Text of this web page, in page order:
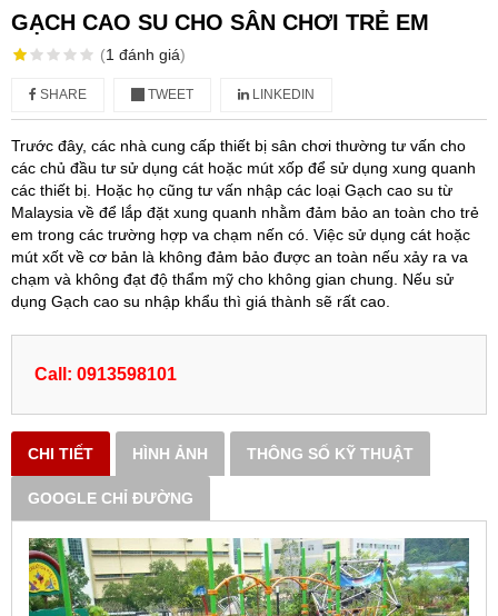
GẠCH CAO SU CHO SÂN CHƠI TRẺ EM
(1 đánh giá)
SHARE TWEET LINKEDIN
Trước đây, các nhà cung cấp thiết bị sân chơi thường tư vấn cho
các chủ đầu tư sử dụng cát hoặc mút xốp để sử dụng xung quanh
các thiết bị. Hoặc họ cũng tư vấn nhập các loại Gạch cao su từ
Malaysia về để lắp đặt xung quanh nhằm đảm bảo an toàn cho trẻ
em trong các trường hợp va chạm nến có. Việc sử dụng cát hoặc
mút xốt về cơ bản là không đảm bảo được an toàn nếu xảy ra va
chạm và không đạt độ thẩm mỹ cho không gian chung. Nếu sử
dụng Gạch cao su nhập khẩu thì giá thành sẽ rất cao.
Call: 0913598101
CHI TIẾT HÌNH ẢNH THÔNG SỐ KỸ THUẬT
GOOGLE CHỈ ĐƯỜNG